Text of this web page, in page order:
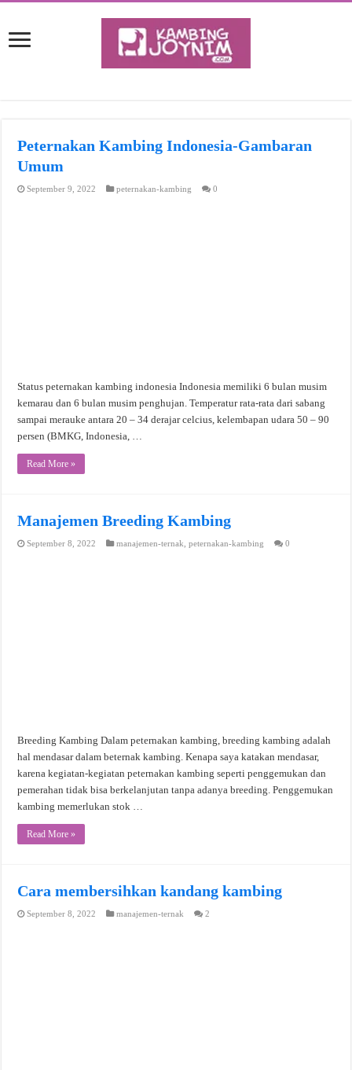
Peternakan Kambing Indonesia-Gambaran
Umum
September 9, 2022 peternakan-kambing 0
Status peternakan kambing indonesia Indonesia memiliki 6 bulan musim
kemarau dan 6 bulan musim penghujan. Temperatur rata-rata dari sabang
sampai merauke antara 20 – 34 derajar celcius, kelembapan udara 50 – 90
persen (BMKG, Indonesia, …
Read More »
Manajemen Breeding Kambing
September 8, 2022 manajemen-ternak ,peternakan-kambing 0
Breeding Kambing Dalam peternakan kambing, breeding kambing adalah
hal mendasar dalam beternak kambing. Kenapa saya katakan mendasar,
karena kegiatan-kegiatan peternakan kambing seperti penggemukan dan
pemerahan tidak bisa berkelanjutan tanpa adanya breeding. Penggemukan
kambing memerlukan stok …
Read More »
Cara membersihkan kandang kambing
September 8, 2022 manajemen-ternak 2